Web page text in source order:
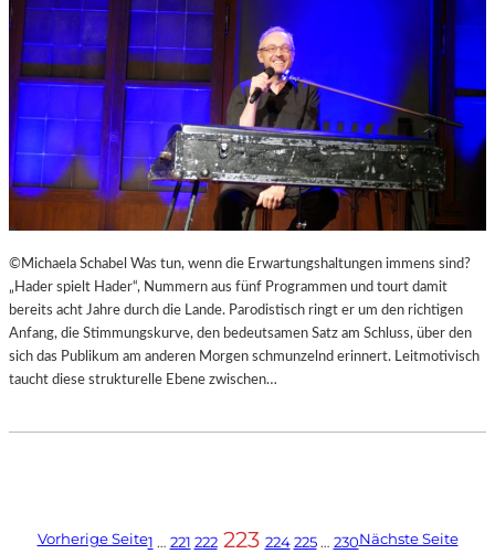
©Michaela Schabel Was tun, wenn die Erwartungshaltungen immens sind?
„Hader spielt Hader“, Nummern aus fünf Programmen und tourt damit
bereits acht Jahre durch die Lande. Parodistisch ringt er um den richtigen
Anfang, die Stimmungskurve, den bedeutsamen Satz am Schluss, über den
sich das Publikum am anderen Morgen schmunzelnd erinnert. Leitmotivisch
taucht diese strukturelle Ebene zwischen…
Vorherige Seite1 … 221 222 223 224 225 … 230Nächste Seite